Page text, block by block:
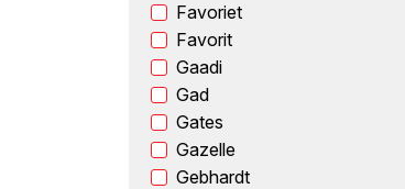
Favoriet
Favorit
Gaadi
Gad
Gates
Gazelle
Gebhardt